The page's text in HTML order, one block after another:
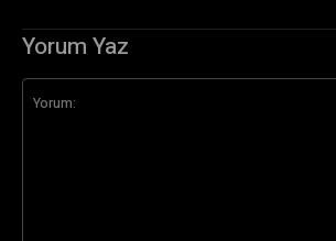
Yorum Yaz